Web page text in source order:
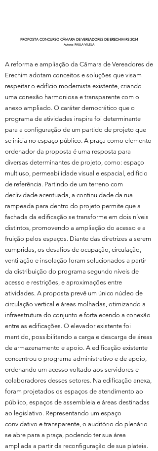
PROPOSTA CONCURSO CÂMARA DE VEREADORES DE ERECHIM-RS 2024
Autora: PAULA VILELA
A reforma e ampliação da Câmara de Vereadores de
Erechim adotam conceitos e soluções que visam
respeitar o edifício modernista existente, criando
uma conexão harmoniosa e transparente com o
anexo ampliado. O caráter democrático que o
programa de atividades inspira foi determinante
para a configuração de um partido de projeto que
se inicia no espaço público. A praça como elemento
ordenador da proposta é uma resposta para
diversas determinantes de projeto, como: espaço
multiuso, permeabilidade visual e espacial, edifício
de referência. Partindo de um terreno com
declividade acentuada, a continuidade da rua
rampeada para dentro do projeto permite que a
fachada da edificação se transforme em dois níveis
distintos, promovendo a ampliação do acesso e a
fruição pelos espaços. Diante das diretrizes a serem
cumpridas, os desafios de ocupação, circulação,
ventilação e insolação foram solucionados a partir
da distribuição do programa segundo níveis de
acesso e restrições, e aproximações entre
atividades. A proposta prevê um único núcleo de
circulação vertical e áreas molhadas, otimizando a
infraestrutura do conjunto e fortalecendo a conexão
entre as edificações. O elevador existente foi
mantido, possibilitando a carga e descarga de áreas
de armazenamento e apoio. A edificação existente
concentrou o programa administrativo e de apoio,
ordenando um acesso voltado aos servidores e
colaboradores desses setores. Na edificação anexa,
foram projetados os espaços de atendimento ao
público, espaços de assembleia e áreas destinadas
ao legislativo. Representando um espaço
convidativo e transparente, o auditório do plenário
se abre para a praça, podendo ter sua área
ampliada a partir da reconfiguração de sua plateia.